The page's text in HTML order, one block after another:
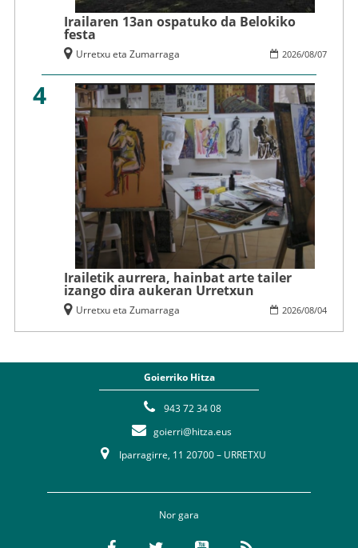
Irailaren 13an ospatuko da Belokiko
festa
2026/08/07
Urretxu eta Zumarraga
4
Irailetik aurrera, hainbat arte tailer
izango dira aukeran Urretxun
2026/08/04
Urretxu eta Zumarraga
Goierriko Hitza
943 72 34 08
goierri@hitza.eus
Iparragirre, 11 20700 – URRETXU
Nor gara